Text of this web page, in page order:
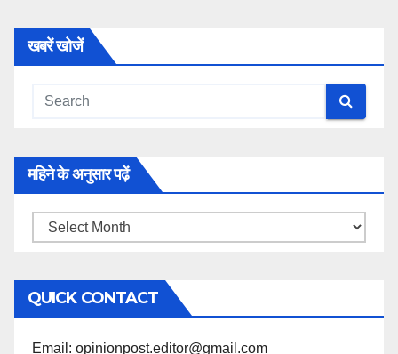
खबरें खोजें
महिने के अनुसार पढ़ें
महिने
अनुसार
पढ़ें
QUICK CONTACT
Email: opinionpost.editor@gmail.com